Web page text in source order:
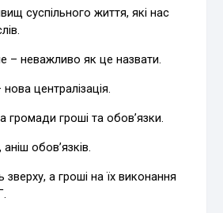
суспільного життя, які нас
– неважливо як це назвати.
централізація.
громади гроші та обов’язки.
обов’язків.
а гроші на їх виконання